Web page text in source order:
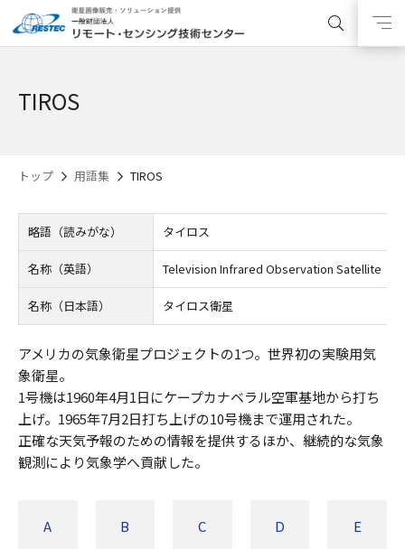
TIROS
トップ 用語集 TIROS
略語（読みがな） タイロス
名称（英語） Television Infrared Observation Satellite
名称（日本語） タイロス衛星
アメリカの気象衛星プロジェクトの1つ。世界初の実験用気
象衛星。
1号機は1960年4月1日にケープカナベラル空軍基地から打ち
上げ。1965年7月2日打ち上げの10号機まで運用された。
正確な天気予報のための情報を提供するほか、継続的な気象
観測により気象学へ貢献した。
A B C D E